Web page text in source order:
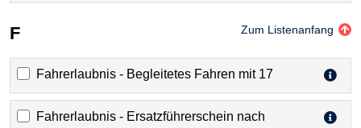
F Zum Listenanfang
Fahrerlaubnis - Begleitetes Fahren mit 17
Fahrerlaubnis - Ersatzführerschein nach